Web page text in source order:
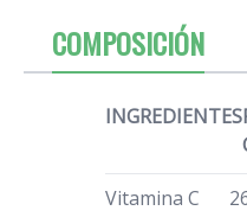
COMPOSICIÓN
INGREDIENTES
Vitamina C